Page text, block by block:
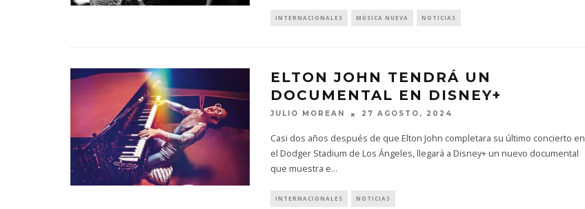
INTERNACIONALES MÚSICA NUEVA NOTICIAS
ELTON JOHN TENDRÁ UN
DOCUMENTAL EN DISNEY+
JULIO MOREAN 27 AGOSTO, 2024
Casi dos años después de que Elton John completara su último concierto en
el Dodger Stadium de Los Ángeles, llegará a Disney+ un nuevo documental
que muestra e...
INTERNACIONALES NOTICIAS